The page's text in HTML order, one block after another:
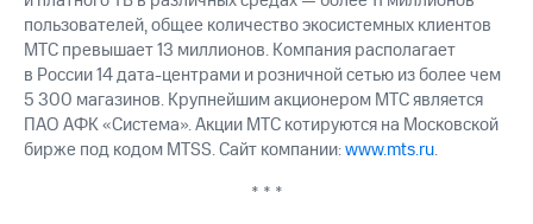
пользователей, общее количество экосистемных клиентов
МТС превышает 13 миллионов. Компания располагает
в России 14 дата-центрами и розничной сетью из более чем
5 300 магазинов. Крупнейшим акционером МТС является
ПАО АФК «Система». Акции МТС котируются на Московской
бирже под кодом MTSS. Сайт компании:www.mts.ru.
* * *